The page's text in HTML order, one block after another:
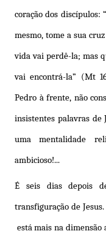
coração dos discípulos:
mesmo, tome a sua
vida vai perdê-la; mas
vai encontrá-la” (Mt
Pedro à frente, não
insistentes palavras de
uma mentalidade
ambicioso!...
É seis dias depois
transfiguração de
está mais na dimensão